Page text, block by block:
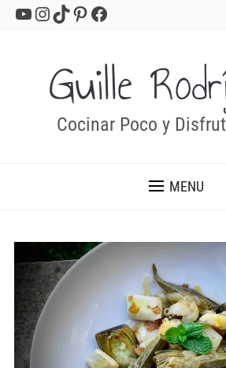
YouTube
Instagram
TikTok
Pinterest
Facebook
Guille
Cocinar Poco y
MENU